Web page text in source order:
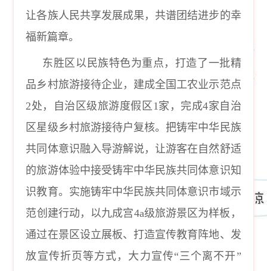
让各族人民共享发展成果，共谱团结进步的幸
福新篇章。
东胜区以民族特色为重点，打造了一批精
品乡村旅游接待企业，建成全国工农业示范点
2处，自治区级旅游度假区1家，完成4家自治
区星级乡村旅游接待户复核。把铸牢中华民族
共同体意识融入导游解说，让游客在自然舒适
的旅游体验中接受铸牢中华民族共同体意识知
识教育。实施铸牢中华民族共同体意识市域示
范创建行动，以九成宫4a级旅游景区为样板，
通过在景区设立展板、打造宣传教育阵地、发
放宣传折页等方式，大力宣传“三个离不开”